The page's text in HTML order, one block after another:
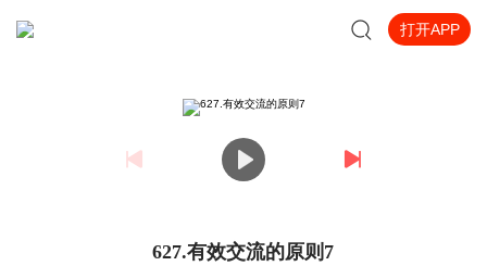
打开APP
627.有效交流的原则7